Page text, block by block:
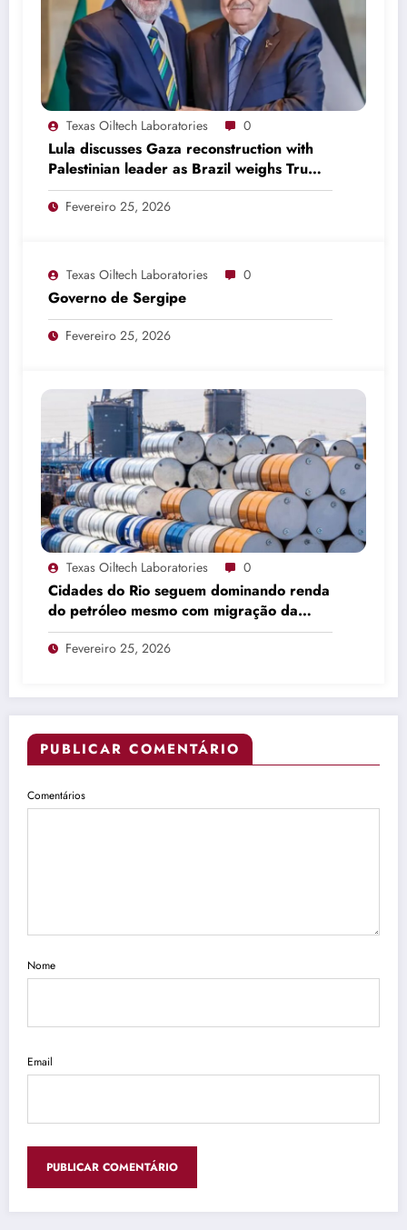
Texas Oiltech Laboratories 0
Lula discusses Gaza reconstruction with
Palestinian leader as Brazil weighs Trump
invitation
Fevereiro 25, 2026
Texas Oiltech Laboratories 0
Governo de Sergipe
Fevereiro 25, 2026
Texas Oiltech Laboratories 0
Cidades do Rio seguem dominando renda
do petróleo mesmo com migração da
produção
Fevereiro 25, 2026
PUBLICAR COMENTÁRIO
Comentários
Nome
Email